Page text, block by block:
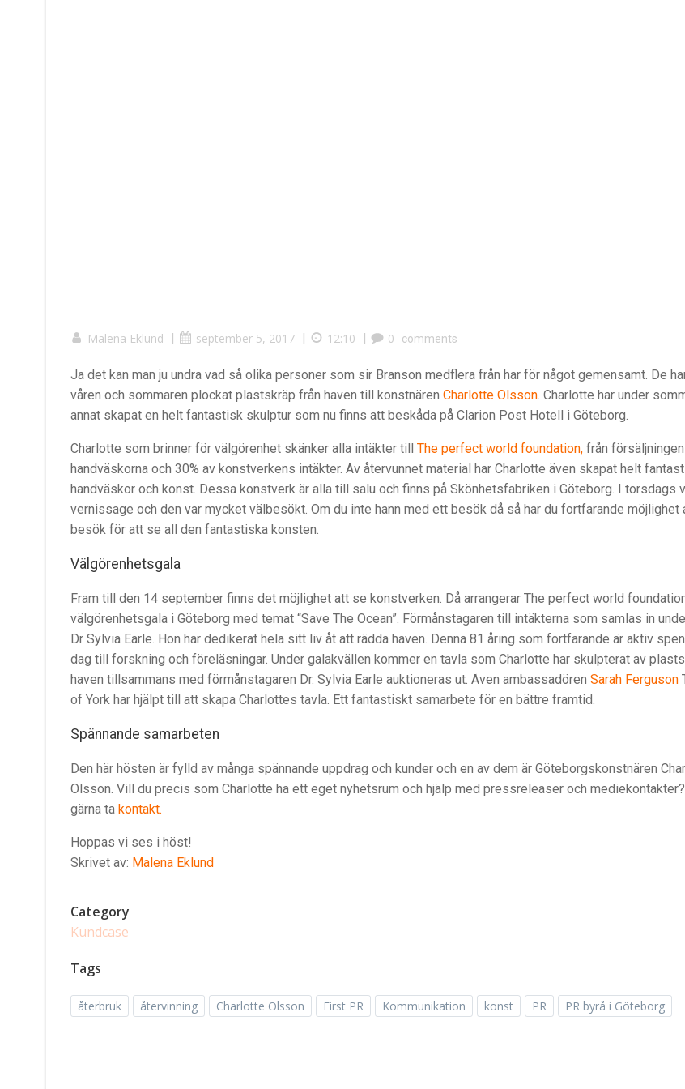
Malena Eklund | september 5, 2017 | 12:10 | 0 comments
Ja det kan man ju undra vad så olika personer som sir Branson medflera från har för något gemensamt. De
våren och sommaren plockat plastskräp från haven till konstnären Charlotte Olsson. Charlotte har under
annat skapat en helt fantastisk skulptur som nu finns att beskåda på Clarion Post Hotell i Göteborg.
Charlotte som brinner för välgörenhet skänker alla intäkter till The perfect world foundation, från
handväskorna och 30% av konstverkens intäkter. Av återvunnet material har Charlotte även skapat helt
handväskor och konst. Dessa konstverk är alla till salu och finns på Skönhetsfabriken i Göteborg. I torsdags
vernissage och den var mycket välbesökt. Om du inte hann med ett besök då så har du fortfarande möjlighet
besök för att se all den fantastiska konsten.
Välgörenhetsgala
Fram till den​ ​14 september​ ​finns det möjlighet att se konstverken. Då arrangerar​ ​The perfect world
välgörenhetsgala​ ​i​ ​Göteborg​ ​med​ ​temat​ ​“Save​ ​The​ ​Ocean”. Förmånstagaren​ ​till​ ​intäkterna​ ​som​ ​samlas​ ​in​
Dr​ ​Sylvia​ ​Earle.​ ​Hon​ ​har dedikerat​ ​hela​ ​sitt​ ​liv​ ​åt​ ​att​ ​rädda​ ​haven.​ ​Denna​ ​81​ ​åring​ ​som​ ​fortfarande​ ​är​ ​aktiv
dag​ ​till​ ​forskning​ ​och​ ​föreläsningar.​ ​Under​ ​galakvällen​ ​kommer​ ​en​ ​tavla​ ​som​ ​Charlotte​ ​har​ ​skulpterat​ ​av​
haven​ ​tillsammans​ ​med​ ​förmånstagaren​ ​Dr.​ ​Sylvia​ ​Earle​ ​auktioneras​ ​ut.​ ​Även ambassadören​ ​ Sarah​ ​Ferguson
​of​ ​York​ ​har​ ​hjälpt​ ​till​ ​att​ ​skapa​ ​Charlottes tavla.​ ​Ett​ ​fantastiskt​ ​samarbete​ ​för​ ​en​ ​bättre​ ​framtid.
Spännande samarbeten
Den här hösten är fylld av många spännande uppdrag och kunder och en av dem är Göteborgskonstnären
Olsson. Vill du precis som Charlotte ha ett eget nyhetsrum och hjälp med pressreleaser och
gärna ta kontakt.
Hoppas vi ses i höst!
Skrivet av: Malena Eklund
Category
Kundcase
Tags
återbruk återvinning Charlotte Olsson First PR Kommunikation konst PR PR byrå i Göteborg